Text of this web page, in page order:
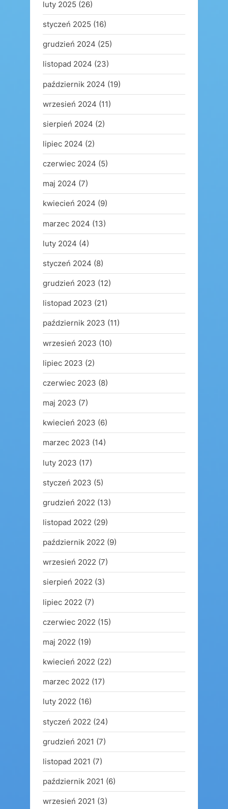
luty 2025 (26)
styczeń 2025 (16)
grudzień 2024 (25)
listopad 2024 (23)
październik 2024 (19)
wrzesień 2024 (11)
sierpień 2024 (2)
lipiec 2024 (2)
czerwiec 2024 (5)
maj 2024 (7)
kwiecień 2024 (9)
marzec 2024 (13)
luty 2024 (4)
styczeń 2024 (8)
grudzień 2023 (12)
listopad 2023 (21)
październik 2023 (11)
wrzesień 2023 (10)
lipiec 2023 (2)
czerwiec 2023 (8)
maj 2023 (7)
kwiecień 2023 (6)
marzec 2023 (14)
luty 2023 (17)
styczeń 2023 (5)
grudzień 2022 (13)
listopad 2022 (29)
październik 2022 (9)
wrzesień 2022 (7)
sierpień 2022 (3)
lipiec 2022 (7)
czerwiec 2022 (15)
maj 2022 (19)
kwiecień 2022 (22)
marzec 2022 (17)
luty 2022 (16)
styczeń 2022 (24)
grudzień 2021 (7)
listopad 2021 (7)
październik 2021 (6)
wrzesień 2021 (3)